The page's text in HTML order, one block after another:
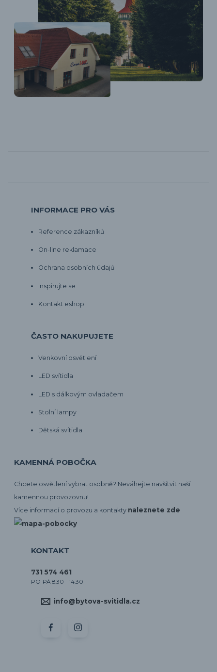
INFORMACE PRO VÁS
Reference zákazníků
On-line reklamace
Ochrana osobních údajů
Inspirujte se
Kontakt eshop
ČASTO NAKUPUJETE
Venkovní osvětlení
LED svítidla
LED s dálkovým ovladačem
Stolní lampy
Dětská svítidla
KAMENNÁ POBOČKA
Chcete osvětlení vybrat osobně? Neváhejte navšítvit naší
kamennou provozovnu!
Více informací o provozu a kontakty naleznete zde
KONTAKT
731 574 461
PO-PÁ 8:30 - 14:30
info@bytova-svitidla.cz